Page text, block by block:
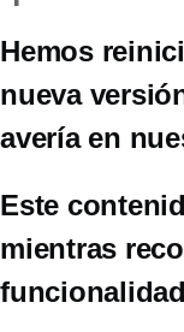
Hemos
nueva
avería en
Este
mientras